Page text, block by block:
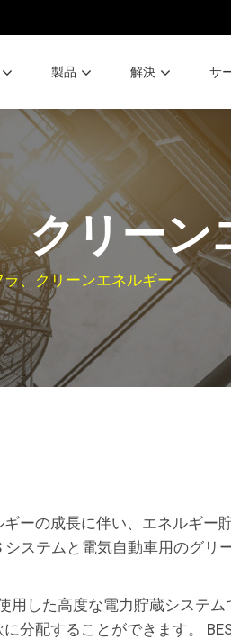
製品 解決 サ
クリーン
、クリーンエネルギー
ーの成長に伴い、エネルギー
ステムと電気自動車用のグ
した高度な電力貯蔵システ
分配することができます。